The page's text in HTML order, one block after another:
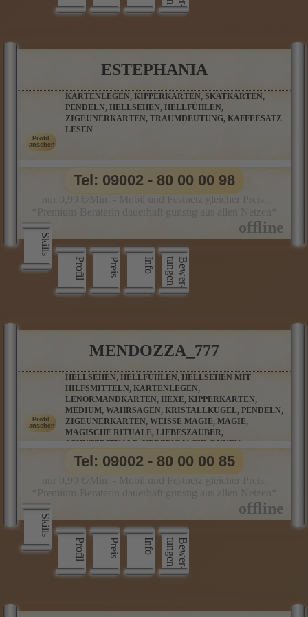
ESTEPHANIA
KARTENLEGEN, KIPPERKARTEN, SKATKARTEN,
PENDELN, HELLSEHEN, HELLFÜHLEN,
ZIGEUNERKARTEN, TRAUMDEUTUNG, KAFFEESATZ
LESEN
Skills
Profil
Preis Info B
e
w
e
r
­
t
u
n
g
e
n
Tel: 09002 - 80 00 00 98
MENDOZZA_777
HELLSEHEN, HELLFÜHLEN, HELLSEHEN MIT
HILFSMITTELN, KARTENLEGEN,
LENORMANDKARTEN, HEXE, KIPPERKARTEN,
MEDIUM, WAHRSAGEN, KRISTALLKUGEL, PENDELN,
ZIGEUNERKARTEN, WEISSE MAGIE, MAGIE, M
AGISCHE RITUALE, LIEBESZAUBER, S
CHUTZRITUALE, KERZENMAGIE, RUNEN, P
ARTNERBERATUNG, ORAKELKARTEN, SALAMIN-O
RAKEL, BAUMPERLENORAKEL UND VIELE WEITERE O
RAKELKARTEN
Skills
Profil
Preis Info B
e
w
e
r
­
t
u
n
g
e
n
Tel: 09002 - 80 00 00 85